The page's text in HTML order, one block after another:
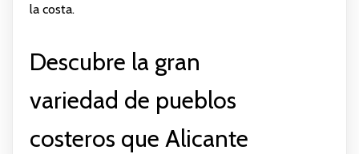
la costa.
Descubre la gran
variedad de pueblos
costeros que Alicante